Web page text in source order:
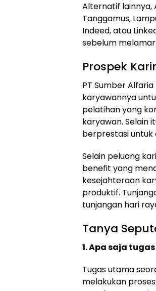
Alternatif lainnya,
Tanggamus,
Indeed, atau
sebelum melamar.
Prospek
PT Sumber
karyawannya
pelatihan yang
karyawan. Selain
berprestasi untuk
Selain peluang
benefit yang
kesejahteraan
produktif.
tunjangan hari
Tanya
1. Apa saja
Tugas utama
melakukan